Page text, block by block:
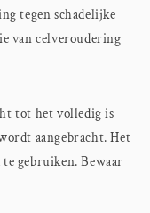
tegen schadelijke
van celveroudering
tot het volledig is
aangebracht. Het
gebruiken. Bewaar